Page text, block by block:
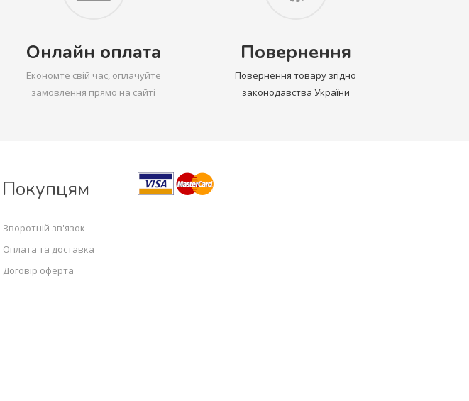
Онлайн оплата
Економте свій час, оплачуйте
замовлення прямо на сайті
Повернення
Повернення товару згідно
законодавства України
Покупцям
Зворотній зв'язок
Оплата та доставка
Договір оферта